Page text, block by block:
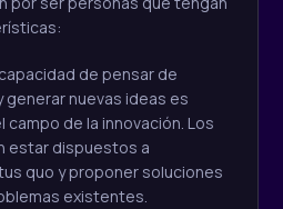
de pensar de
generar nuevas ideas es
campo de la innovación. Los
estar dispuestos a
quo y proponer soluciones
existentes.